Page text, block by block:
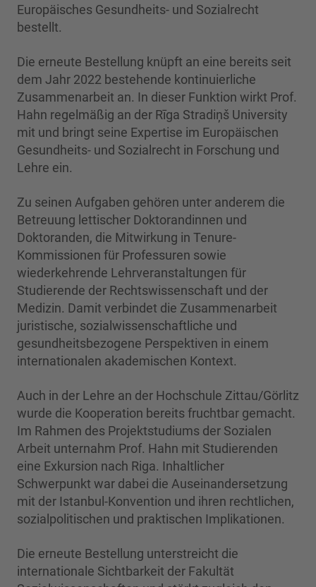
Europäisches Gesundheits- und Sozialrecht
bestellt.
Die erneute Bestellung knüpft an eine bereits seit
dem Jahr 2022 bestehende kontinuierliche
Zusammenarbeit an. In dieser Funktion wirkt Prof.
Hahn regelmäßig an der Rīga Stradiņš University
mit und bringt seine Expertise im Europäischen
Gesundheits- und Sozialrecht in Forschung und
Lehre ein.
Zu seinen Aufgaben gehören unter anderem die
Betreuung lettischer Doktorandinnen und
Doktoranden, die Mitwirkung in Tenure-
Kommissionen für Professuren sowie
wiederkehrende Lehrveranstaltungen für
Studierende der Rechtswissenschaft und der
Medizin. Damit verbindet die Zusammenarbeit
juristische, sozialwissenschaftliche und
gesundheitsbezogene Perspektiven in einem
internationalen akademischen Kontext.
Auch in der Lehre an der Hochschule Zittau/Görlitz
wurde die Kooperation bereits fruchtbar gemacht.
Im Rahmen des Projektstudiums der Sozialen
Arbeit unternahm Prof. Hahn mit Studierenden
eine Exkursion nach Riga. Inhaltlicher
Schwerpunkt war dabei die Auseinandersetzung
mit der Istanbul-Konvention und ihren rechtlichen,
sozialpolitischen und praktischen Implikationen.
Die erneute Bestellung unterstreicht die
internationale Sichtbarkeit der Fakultät